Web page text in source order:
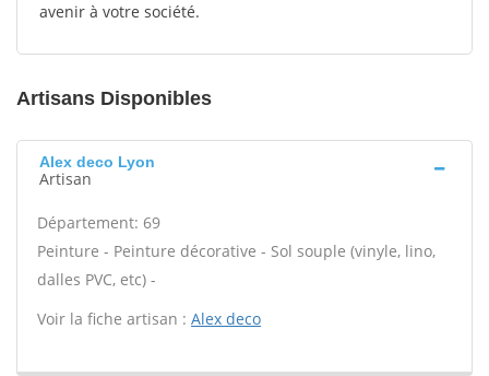
avenir à votre société.
Artisans Disponibles
Alex deco Lyon
Artisan
Département: 69
Peinture - Peinture décorative - Sol souple (vinyle, lino,
dalles PVC, etc) -
Voir la fiche artisan : Alex deco